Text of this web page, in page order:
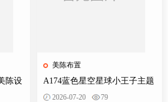
陈设
背景
美陈布置
A174蓝色星空星球小王子主题
宝宝宴百天十岁生日舞台设计
2026-07-20 79